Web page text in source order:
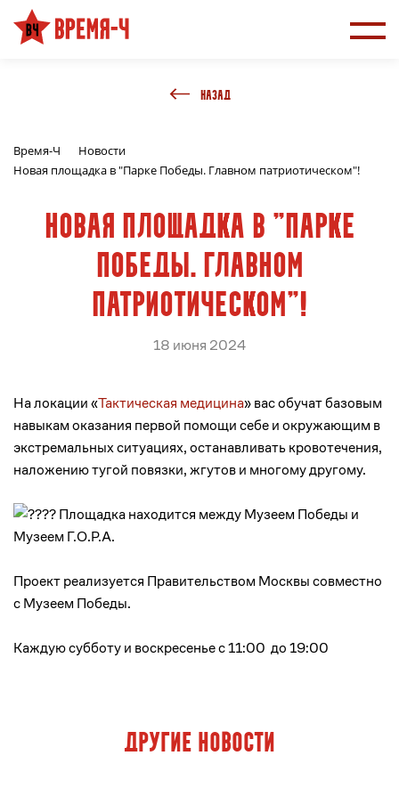
НАЗАД
Время-Ч
Новости
Новая площадка в "Парке Победы. Главном патриотическом"!
Новая площадка в "Парке
Победы. Главном
патриотическом"!
18 июня 2024
На локации «Тактическая медицина» вас обучат базовым
навыкам оказания первой помощи себе и окружающим в
экстремальных ситуациях, останавливать кровотечения,
наложению тугой повязки, жгутов и многому другому.
Площадка находится между Музеем Победы и
Музеем Г.О.Р.А.
Проект реализуется Правительством Москвы совместно
с Музеем Победы.
Каждую субботу и воскресенье с 11:00 до 19:00
Другие новости